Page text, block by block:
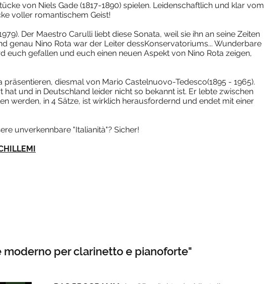
von Niels Gade (1817-1890) spielen. Leidenschaftlich und klar vom
voller romantischem Geist!
Der Maestro Carulli liebt diese Sonata, weil sie ihn an seine Zeiten
genau Nino Rota war der Leiter dessKonservatoriums... Wunderbare
euch gefallen und euch einen neuen Aspekt von Nino Rota zeigen,
diesmal von Mario Castelnuovo-Tedesco(1895 - 1965).
und in Deutschland leider nicht so bekannt ist. Er lebte zwischen
werden, in 4 Sätze, ist wirklich herausfordernd und endet mit einer
unverkennbare "Italianità"? Sicher!
per clarinetto e pianoforte"